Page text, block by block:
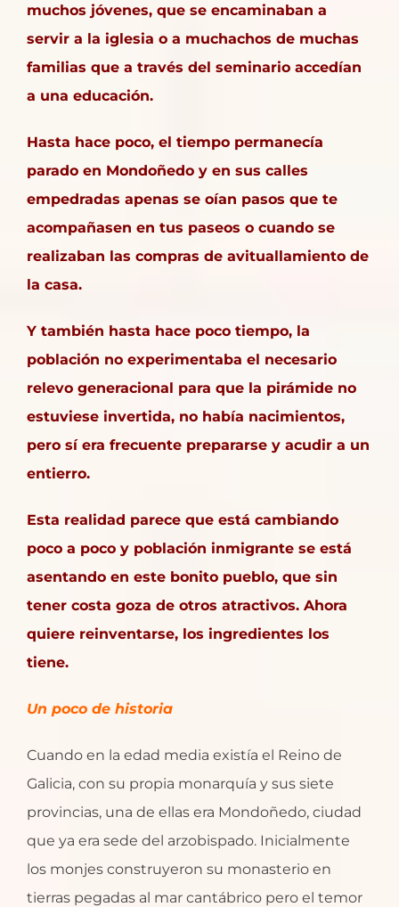
muchos jóvenes, que se encaminaban a
servir a la iglesia o a muchachos de muchas
familias que a través del seminario accedían
a una educación.
Hasta hace poco, el tiempo permanecía
parado en Mondoñedo y en sus calles
empedradas apenas se oían pasos que te
acompañasen en tus paseos o cuando se
realizaban las compras de avituallamiento de
la casa.
Y también hasta hace poco tiempo, la
población no experimentaba el necesario
relevo generacional para que la pirámide no
estuviese invertida, no había nacimientos,
pero sí era frecuente prepararse y acudir a un
entierro.
Esta realidad parece que está cambiando
poco a poco y población inmigrante se está
asentando en este bonito pueblo, que sin
tener costa goza de otros atractivos. Ahora
quiere reinventarse, los ingredientes los
tiene.
Un poco de historia
Cuando en la edad media existía el Reino de
Galicia, con su propia monarquía y sus siete
provincias, una de ellas era Mondoñedo, ciudad
que ya era sede del arzobispado. Inicialmente
los monjes construyeron su monasterio en
tierras pegadas al mar cantábrico pero el temor